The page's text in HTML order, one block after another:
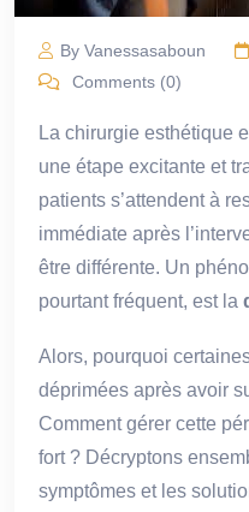
By Vanessasaboun
Comments (0)
La chirurgie esthétique
une étape excitante et
patients s’attendent à
immédiate après
être différente. Un
pourtant fréquent, est la
Alors, pourquoi
déprimées après avoir
Comment gérer cette
fort ? Décryptons
symptômes et les